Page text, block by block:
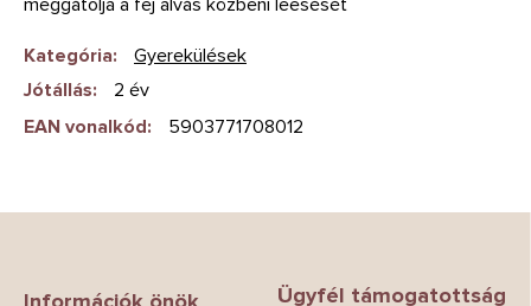
meggátolja a fej alvás közbeni leesését
Kategória:
Gyerekülések
Jótállás:
2 év
EAN vonalkód: 5903771708012
Információk önök
Ügyfél támogatottság